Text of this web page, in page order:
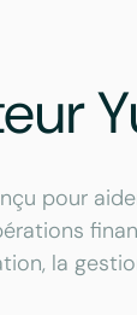
pour
la